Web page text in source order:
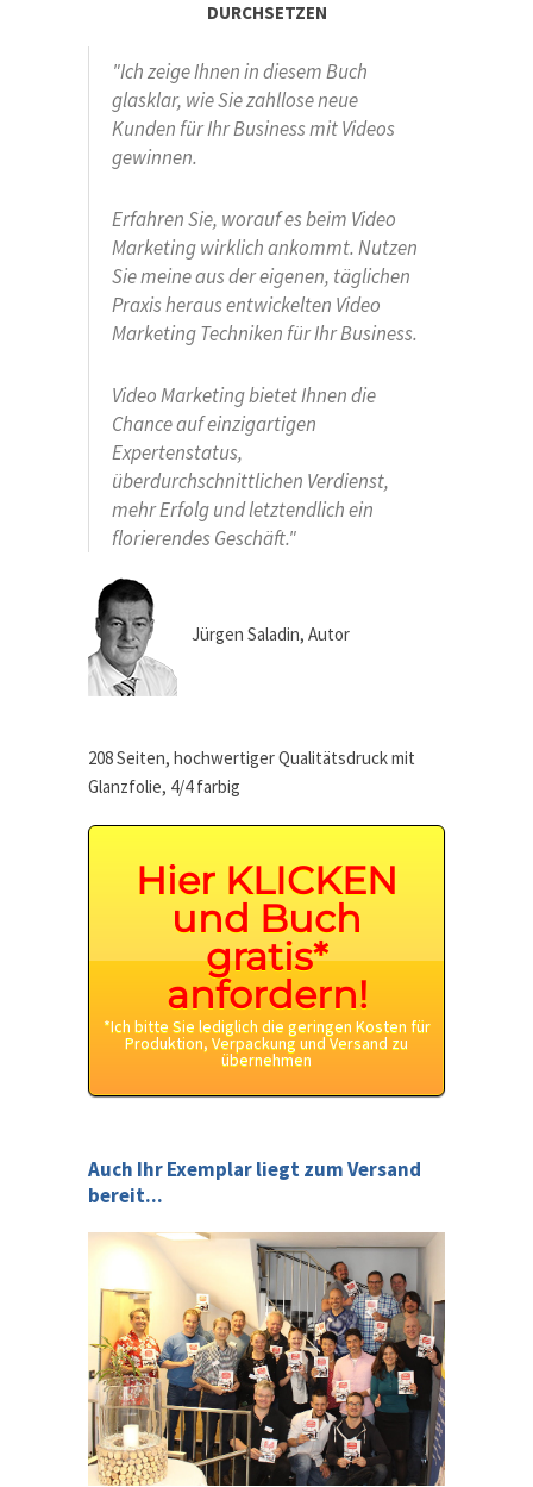
DURCHSETZEN
"Ich zeige Ihnen in diesem Buch
glasklar, wie Sie zahllose neue
Kunden für Ihr Business mit Videos
gewinnen.
Erfahren Sie, worauf es beim Video
Marketingwirklichankommt. Nutzen
Sie meine aus der eigenen, täglichen
Praxis heraus entwickelten Video
Marketing Techniken für Ihr Business.
Video Marketing bietet Ihnen die
Chance auf einzigartigen
Expertenstatus,
überdurchschnittlichen Verdienst,
mehr Erfolg und letztendlich ein
florierendes Geschäft."
Jürgen Saladin, Autor
208 Seiten, hochwertiger Qualitätsdruck mit
Glanzfolie, 4/4 farbig
Hier KLICKEN
und Buch
gratis*
anfordern!
*Ich bitte Sie lediglich die geringen Kosten für
Produktion, Verpackung und Versand zu
übernehmen
Auch Ihr Exemplar liegt zum Versand
bereit...